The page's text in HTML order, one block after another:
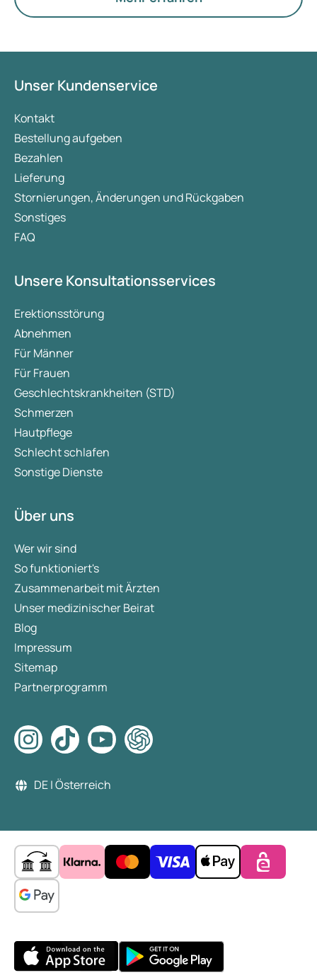
Unser Kundenservice
Kontakt
Bestellung aufgeben
Bezahlen
Lieferung
Stornierungen, Änderungen und Rückgaben
Sonstiges
FAQ
Unsere Konsultationsservices
Erektionsstörung
Abnehmen
Für Männer
Für Frauen
Geschlechtskrankheiten (STD)
Schmerzen
Hautpflege
Schlecht schlafen
Sonstige Dienste
Über uns
Wer wir sind
So funktioniert's
Zusammenarbeit mit Ärzten
Unser medizinischer Beirat
Blog
Impressum
Sitemap
Partnerprogramm
DE | Österreich